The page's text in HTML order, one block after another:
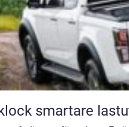
Flaklock